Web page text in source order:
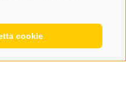
cookie